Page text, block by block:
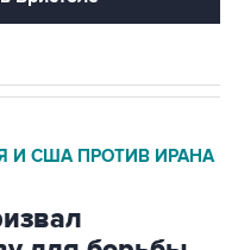
для борьбы